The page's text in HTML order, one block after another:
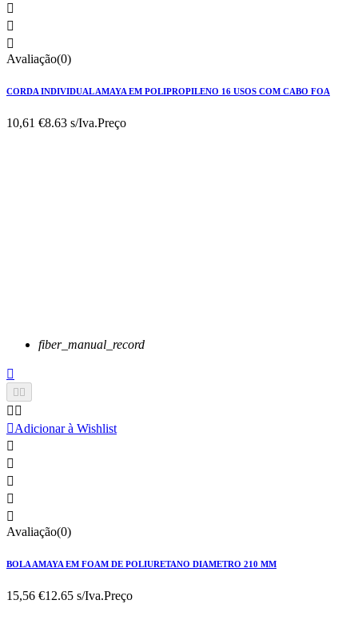



Avaliação(0)
CORDA INDIVIDUAL AMAYA EM POLIPROPILENO 16 USOS COM CABO FOA
10,61 €8.63 s/Iva.Preço
fiber_manual_record


 
Adicionar à Wishlist





Avaliação(0)
BOLA AMAYA EM FOAM DE POLIURETANO DIAMETRO 210 MM
15,56 €12.65 s/Iva.Preço